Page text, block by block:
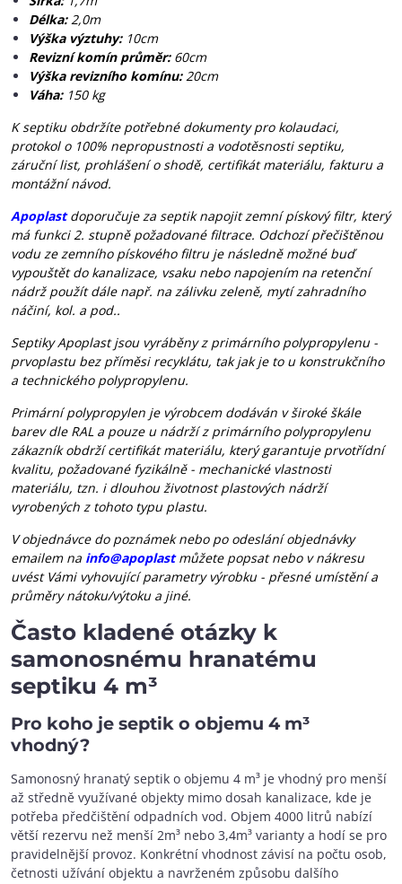
Délka:2,0m
Výška výztuhy: 10cm
Revizní komín průměr: 60cm
Výška revizního komínu:20cm
Váha: 150 kg
K septiku obdržíte potřebné dokumenty pro kolaudaci,
protokol o 100% nepropustnosti a vodotěsnosti septiku,
záruční list, prohlášení o shodě, certifikát materiálu, fakturu a
montážní návod.
Apoplast doporučuje za septik napojit zemní pískový filtr, který
má funkci 2. stupně požadované filtrace. Odchozí přečištěnou
vodu ze zemního pískového filtru je následně možné buď
vypouštět do kanalizace, vsaku nebo napojením na retenční
nádrž použít dále např. na zálivku zeleně, mytí zahradního
náčiní, kol. a pod..
Septiky Apoplast jsou vyráběny z primárního polypropylenu -
prvoplastu bez příměsi recyklátu, tak jak je to u konstrukčního
a technického polypropylenu.
Primární polypropylen je výrobcem dodáván v široké škále
barev dle RAL a pouze u nádrží z primárního polypropylenu
zákazník obdrží certifikát materiálu, který garantuje prvotřídní
kvalitu, požadované fyzikálně - mechanické vlastnosti
materiálu, tzn. i dlouhou životnost plastových nádrží
vyrobených z tohoto typu plastu.
V objednávce do poznámek nebo po odeslání objednávky
emailem na info@apoplast můžete popsat nebo v nákresu
uvést Vámi vyhovující parametry výrobku - přesné umístění a
průměry nátoku/výtoku a jiné.
Často kladené otázky k
samonosnému hranatému
septiku 4 m³
Pro koho je septik o objemu 4 m³
vhodný?
Samonosný hranatý septik o objemu 4 m³ je vhodný pro menší
až středně využívané objekty mimo dosah kanalizace, kde je
potřeba předčištění odpadních vod. Objem 4000 litrů nabízí
větší rezervu než menší 2m³ nebo 3,4m³ varianty a hodí se pro
pravidelnější provoz. Konkrétní vhodnost závisí na počtu osob,
četnosti užívání objektu a navrženém způsobu dalšího